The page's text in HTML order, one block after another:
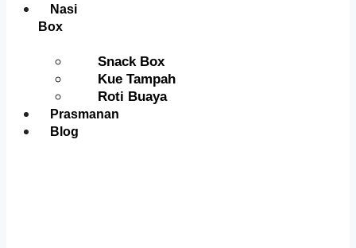
Nasi
Box
Snack Box
Kue Tampah
Roti Buaya
Prasmanan
Blog